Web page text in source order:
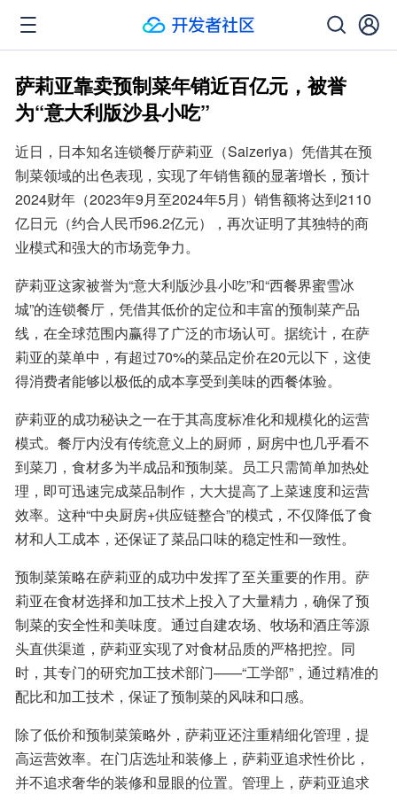
萨莉亚靠卖预制菜年销近百亿元，被誉
为“意大利版沙县小吃”
近日，日本知名连锁餐厅萨莉亚（Saizeriya）凭借其在预
制菜领域的出色表现，实现了年销售额的显著增长，预计
2024财年（2023年9月至2024年5月）销售额将达到2110
亿日元（约合人民币96.2亿元），再次证明了其独特的商
业模式和强大的市场竞争力。
萨莉亚这家被誉为“意大利版沙县小吃”和“西餐界蜜雪冰
城”的连锁餐厅，凭借其低价的定位和丰富的预制菜产品
线，在全球范围内赢得了广泛的市场认可。据统计，在萨
莉亚的菜单中，有超过70%的菜品定价在20元以下，这使
得消费者能够以极低的成本享受到美味的西餐体验。
萨莉亚的成功秘诀之一在于其高度标准化和规模化的运营
模式。餐厅内没有传统意义上的厨师，厨房中也几乎看不
到菜刀，食材多为半成品和预制菜。员工只需简单加热处
理，即可迅速完成菜品制作，大大提高了上菜速度和运营
效率。这种“中央厨房+供应链整合”的模式，不仅降低了食
材和人工成本，还保证了菜品口味的稳定性和一致性。
预制菜策略在萨莉亚的成功中发挥了至关重要的作用。萨
莉亚在食材选择和加工技术上投入了大量精力，确保了预
制菜的安全性和美味度。通过自建农场、牧场和酒庄等源
头直供渠道，萨莉亚实现了对食材品质的严格把控。同
时，其专门的研究加工技术部门——“工学部”，通过精准的
配比和加工技术，保证了预制菜的风味和口感。
除了低价和预制菜策略外，萨莉亚还注重精细化管理，提
高运营效率。在门店选址和装修上，萨莉亚追求性价比，
并不追求奢华的装修和显眼的位置。管理上，萨莉亚追求